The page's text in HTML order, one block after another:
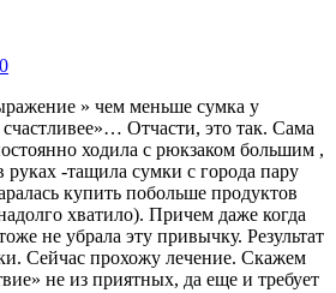
» чем меньше сумка у
Отчасти, это так. Сама
ходила с рюкзаком большим ,
руках -тащила сумки с города пару
купить побольше продуктов
хватило). Причем даже когда
не убрала эту привычку. Результат
Сейчас прохожу лечение. Скажем
не из приятных, да еще и требует